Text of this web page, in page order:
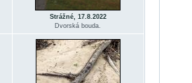
Strážné, 17.8.2022
Dvorská bouda.